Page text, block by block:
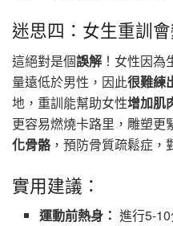
迷思四：女生重訓
這絕對是個誤解 ！女性因
量遠低於男性，因此很難練
地，重訓能幫助女性增加肌
更容易燃燒卡路里，雕塑更
化骨骼，預防骨質疏鬆症，
實用建議：
運動前熱身： 進行5-